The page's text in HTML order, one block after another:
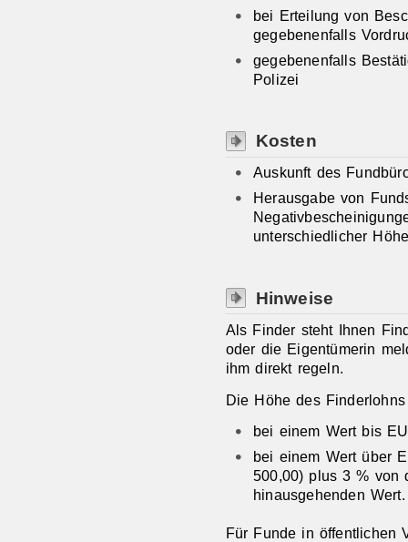
bei Erteilung von
gegebenenfalls
gegebenenfalls
Polizei
Kosten
Auskunft des
Herausgabe von
unterschiedlicher
Hinweise
Als Finder steht Ihnen
oder die Eigentümerin
ihm direkt regeln.
Die Höhe des
bei einem Wert bis
bei einem Wert über
500,00) plus 3 % von
hinausgehenden Wert.
Für Funde in öffentlichen